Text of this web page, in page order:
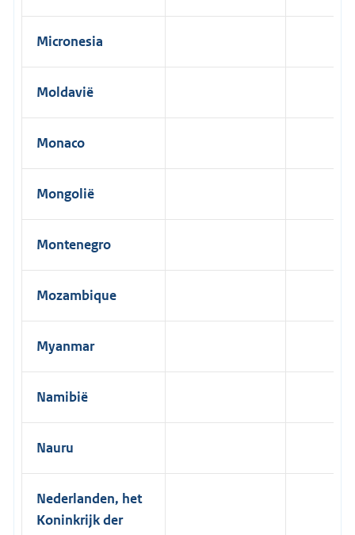
Micronesia
Moldavië
Monaco
Mongolië
Montenegro
Mozambique
Myanmar
Namibië
Nauru
Nederlanden, het
Koninkrijk der